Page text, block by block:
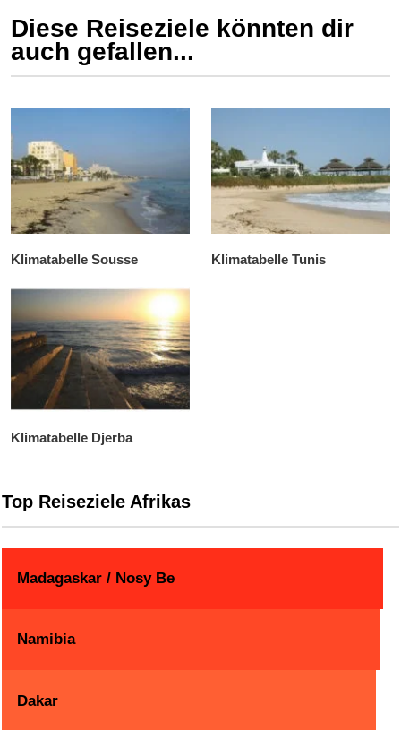
Diese Reiseziele könnten dir
auch gefallen...
Klimatabelle Sousse Klimatabelle Tunis
Klimatabelle Djerba
Top Reiseziele Afrikas
Madagaskar / Nosy Be
Namibia
Dakar